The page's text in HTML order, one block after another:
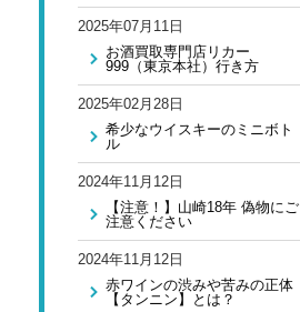
2025年07月11日
お酒買取専門店リカー
999（東京本社）行き方
2025年02月28日
希少なウイスキーのミニボト
ル
2024年11月12日
【注意！】山崎18年 偽物にご
注意ください
2024年11月12日
赤ワインの渋みや苦みの正体
【タンニン】とは？